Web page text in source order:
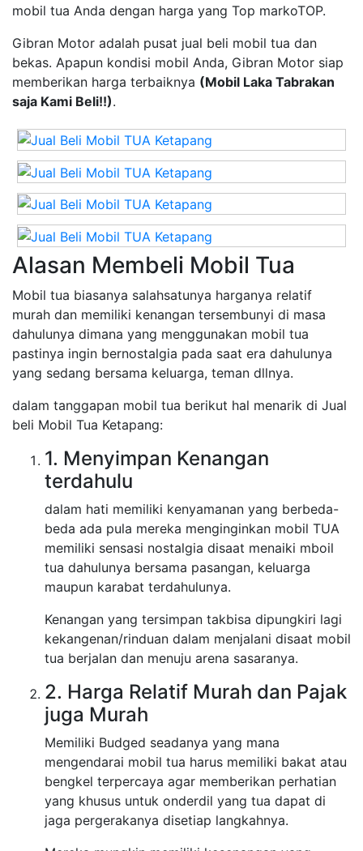
mobil tua Anda dengan harga yang Top markoTOP.
Gibran Motor adalah pusat jual beli mobil tua dan
bekas. Apapun kondisi mobil Anda, Gibran Motor siap
memberikan harga terbaiknya (Mobil Laka Tabrakan
saja Kami Beli!!).
Alasan Membeli Mobil Tua
Mobil tua biasanya salahsatunya harganya relatif
murah dan memiliki kenangan tersembunyi di masa
dahulunya dimana yang menggunakan mobil tua
pastinya ingin bernostalgia pada saat era dahulunya
yang sedang bersama keluarga, teman dllnya.
dalam tanggapan mobil tua berikut hal menarik di Jual
beli Mobil Tua Ketapang:
1. Menyimpan Kenangan
terdahulu
dalam hati memiliki kenyamanan yang berbeda-
beda ada pula mereka menginginkan mobil TUA
memiliki sensasi nostalgia disaat menaiki mboil
tua dahulunya bersama pasangan, keluarga
maupun karabat terdahulunya.
Kenangan yang tersimpan takbisa dipungkiri lagi
kekangenan/rinduan dalam menjalani disaat mobil
tua berjalan dan menuju arena sasaranya.
2. Harga Relatif Murah dan Pajak
juga Murah
Memiliki Budged seadanya yang mana
mengendarai mobil tua harus memiliki bakat atau
bengkel terpercaya agar memberikan perhatian
yang khusus untuk onderdil yang tua dapat di
jaga pergerakanya disetiap langkahnya.